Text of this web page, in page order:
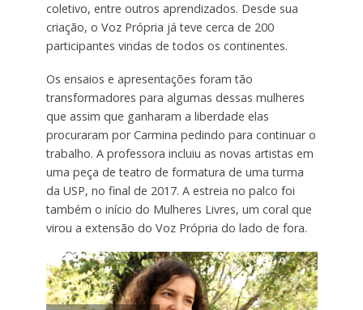
coletivo, entre outros aprendizados. Desde sua
criação, o Voz Própria já teve cerca de 200
participantes vindas de todos os continentes.
Os ensaios e apresentações foram tão
transformadores para algumas dessas mulheres
que assim que ganharam a liberdade elas
procuraram por Carmina pedindo para continuar o
trabalho. A professora incluiu as novas artistas em
uma peça de teatro de formatura de uma turma
da USP, no final de 2017. A estreia no palco foi
também o início do Mulheres Livres, um coral que
virou a extensão do Voz Própria do lado de fora.